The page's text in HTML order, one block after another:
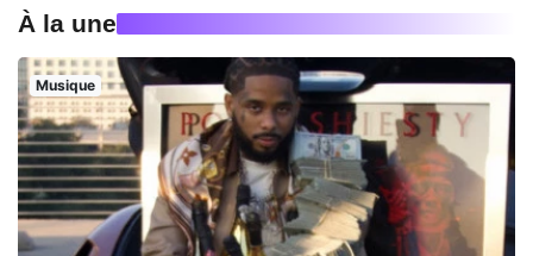
À la une
Musique